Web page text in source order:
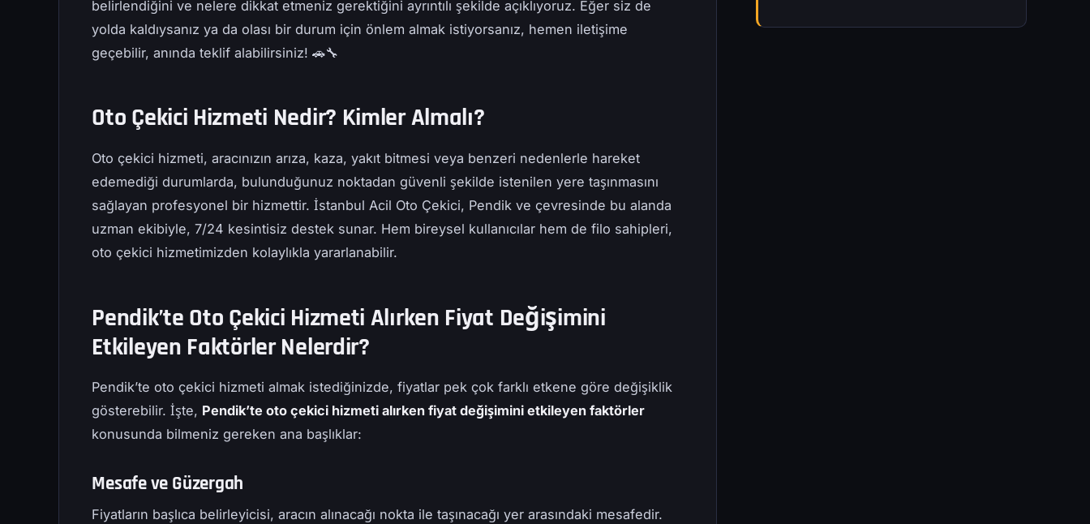
belirlendiğini ve nelere dikkat etmeniz gerektiğini ayrıntılı şekilde açıklıyoruz. Eğer siz de
yolda kaldıysanız ya da olası bir durum için önlem almak istiyorsanız, hemen iletişime
geçebilir, anında teklif alabilirsiniz! 🚗🔧
Oto Çekici Hizmeti Nedir? Kimler Almalı?
Oto çekici hizmeti, aracınızın arıza, kaza, yakıt bitmesi veya benzeri nedenlerle hareket
edemediği durumlarda, bulunduğunuz noktadan güvenli şekilde istenilen yere taşınmasını
sağlayan profesyonel bir hizmettir. İstanbul Acil Oto Çekici, Pendik ve çevresinde bu alanda
uzman ekibiyle, 7/24 kesintisiz destek sunar. Hem bireysel kullanıcılar hem de filo sahipleri,
oto çekici hizmetimizden kolaylıkla yararlanabilir.
Pendik’te Oto Çekici Hizmeti Alırken Fiyat Değişimini
Etkileyen Faktörler Nelerdir?
Pendik’te oto çekici hizmeti almak istediğinizde, fiyatlar pek çok farklı etkene göre değişiklik
gösterebilir. İşte, Pendik’te oto çekici hizmeti alırken fiyat değişimini etkileyen faktörler
konusunda bilmeniz gereken ana başlıklar:
Mesafe ve Güzergah
Fiyatların başlıca belirleyicisi, aracın alınacağı nokta ile taşınacağı yer arasındaki mesafedir.